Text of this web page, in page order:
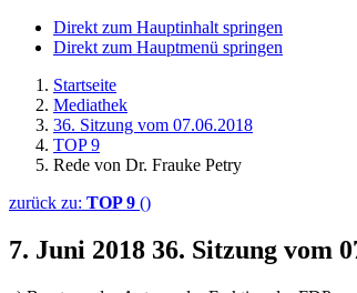
Direkt zum Hauptinhalt springen
Direkt zum Hauptmenü springen
Startseite
Mediathek
36. Sitzung vom 07.06.2018
TOP 9
Rede von Dr. Frauke Petry
zurück zu: TOP 9 ()
7. Juni 2018 36. Sitzung vom